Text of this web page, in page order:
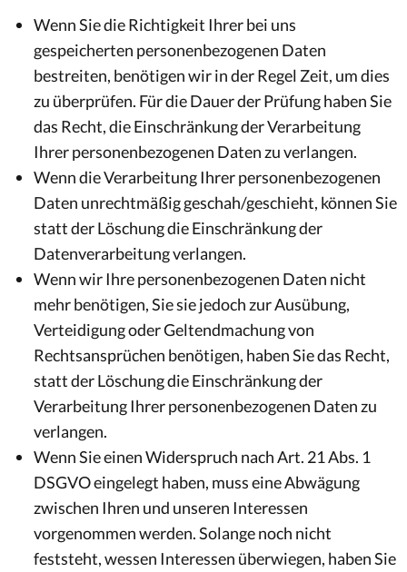
Wenn Sie die Richtigkeit Ihrer bei uns
gespeicherten personenbezogenen Daten
bestreiten, benötigen wir in der Regel Zeit, um dies
zu überprüfen. Für die Dauer der Prüfung haben Sie
das Recht, die Einschränkung der Verarbeitung
Ihrer personenbezogenen Daten zu verlangen.
Wenn die Verarbeitung Ihrer personenbezogenen
Daten unrechtmäßig geschah/geschieht, können Sie
statt der Löschung die Einschränkung der
Datenverarbeitung verlangen.
Wenn wir Ihre personenbezogenen Daten nicht
mehr benötigen, Sie sie jedoch zur Ausübung,
Verteidigung oder Geltendmachung von
Rechtsansprüchen benötigen, haben Sie das Recht,
statt der Löschung die Einschränkung der
Verarbeitung Ihrer personenbezogenen Daten zu
verlangen.
Wenn Sie einen Widerspruch nach Art. 21 Abs. 1
DSGVO eingelegt haben, muss eine Abwägung
zwischen Ihren und unseren Interessen
vorgenommen werden. Solange noch nicht
feststeht, wessen Interessen überwiegen, haben Sie